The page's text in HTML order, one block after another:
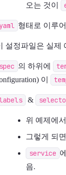
오는 것이
yaml 형태로 이루
설정파일은 실제
spec 의 하위에
이
&
위 예제에
그렇게 되면
service
음.